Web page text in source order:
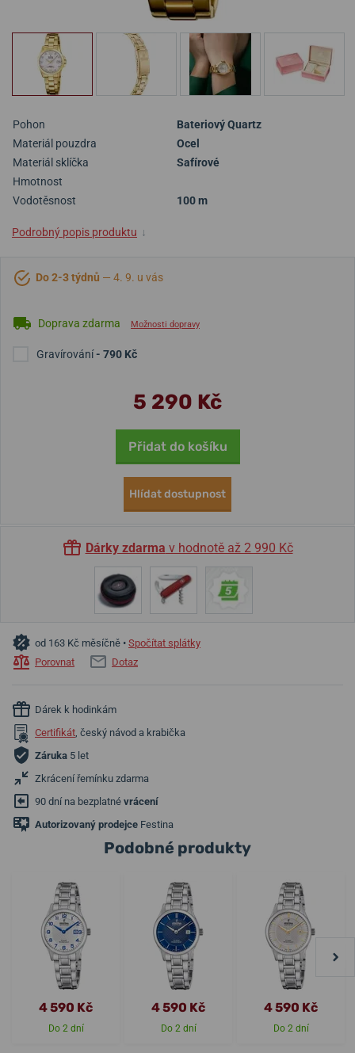
Pohon
Bateriový Quartz
Materiál pouzdra
Ocel
Materiál sklíčka
Safírové
Hmotnost
Vodotěsnost
100 m
Podrobný popis produktu ↓
Do 2-3 týdnů — 4. 9. u vás
Doprava zdarma Možnosti dopravy
Gravírování- 790 Kč
5 290 Kč
Přidat do košíku
Hlídat dostupnost
Dárky zdarma v hodnotě až 2 990 Kč
od 163 Kč měsíčně • Spočítat splátky
Porovnat
Dotaz
Dárek k hodinkám
Certifikát, český návod a krabička
Záruka 5 let
Zkrácení řemínku zdarma
90 dní na bezplatné vrácení
Autorizovaný prodejce Festina
Podobné produkty
4 590 Kč
Do 2 dní
4 590 Kč
Do 2 dní
4 590 Kč
Do 2 dní